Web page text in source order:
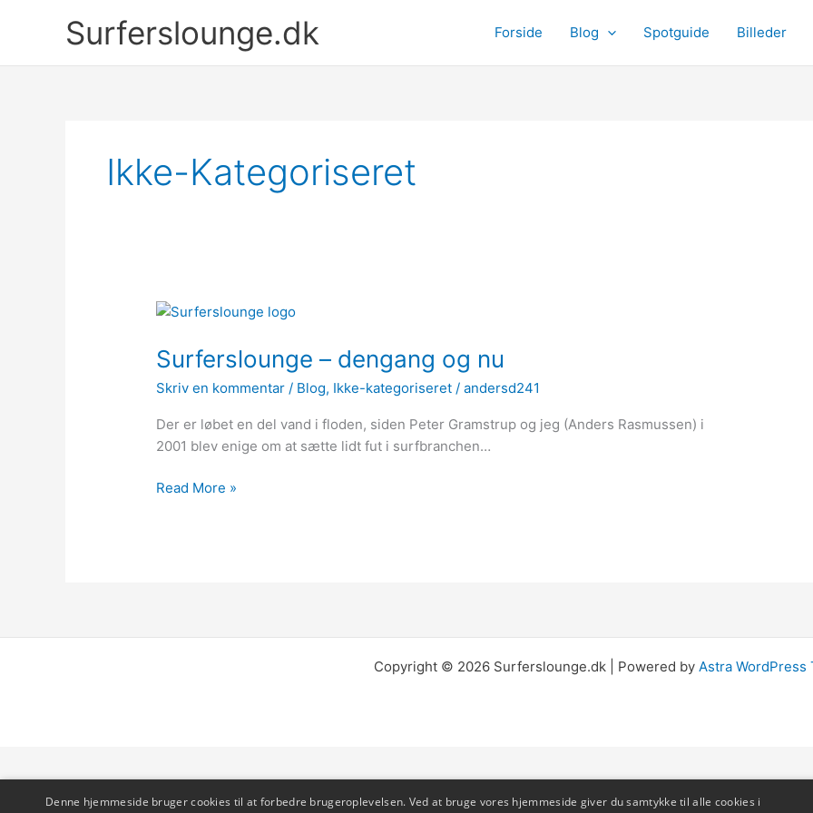
Surferslounge.dk Forside Blog Spotguide Billeder
Ikke-Kategoriseret
Surferslounge – dengang og nu
Skriv en kommentar / Blog, Ikke-kategoriseret /andersd241
Der er løbet en del vand i floden, siden Peter Gramstrup og jeg (Anders Rasmussen) i
2001 blev enige om at sætte lidt fut i surfbranchen…
Surferslounge
Read More »
Copyright © 2026 Surferslounge.dk | Powered by Astra WordPress
Denne hjemmeside bruger cookies til at forbedre brugeroplevelsen. Ved at bruge vores hjemmeside giver du samtykke til alle cookies i